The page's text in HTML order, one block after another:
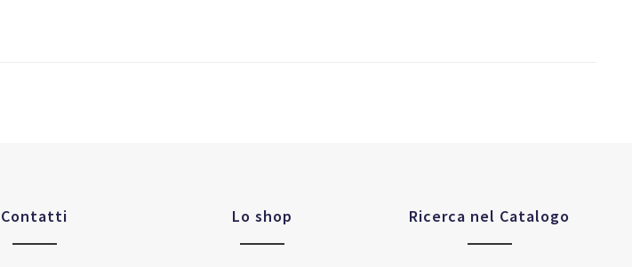
Contatti Lo shop Ricerca nel Catalogo